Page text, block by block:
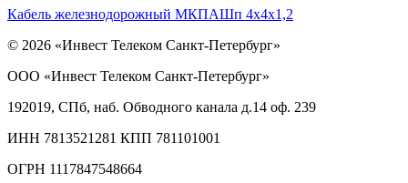
Кабель железнодорожный МКПАШп 4х4х1,2
© 2026 «Инвест Телеком Санкт-Петербург»
ООО «Инвест Телеком Санкт-Петербург»
192019, СПб, наб. Обводного канала д.14 оф. 239
ИНН 7813521281 КПП 781101001
ОГРН 1117847548664